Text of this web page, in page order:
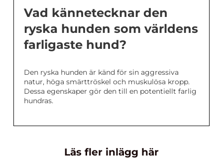
Vad kännetecknar den
ryska hunden som världens
farligaste hund?
Den ryska hunden är känd för sin aggressiva
natur, höga smärttröskel och muskulösa kropp.
Dessa egenskaper gör den till en potentiellt farlig
hundras.
Läs fler inlägg här